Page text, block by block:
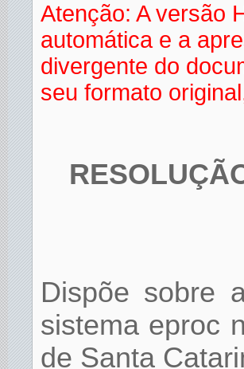
Atenção: A versão
automática e a
divergente do
seu formato
Dispõe sobre
sistema eproc
de Santa